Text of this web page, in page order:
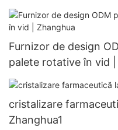
materialelor
Furnizor de design
palete rotative în vid |
cristalizare
Zhanghua1